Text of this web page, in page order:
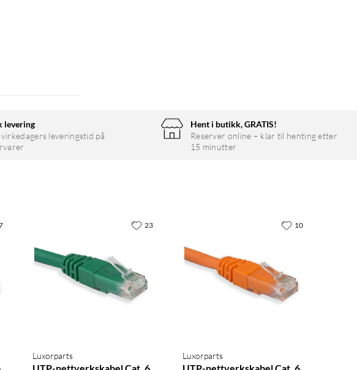
levering
leveringstid på
Hent i butikk, GRATIS!
Reserver online – klar til henting etter
15 minutter
Luxorparts
23
Luxorparts
10